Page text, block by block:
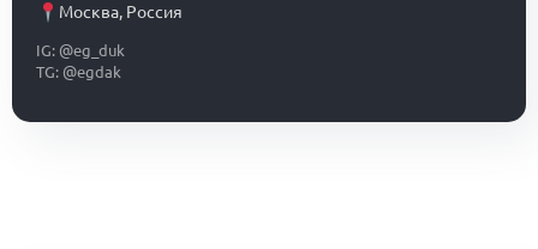
Москва, Россия
IG: @eg_duk
TG: @egdak